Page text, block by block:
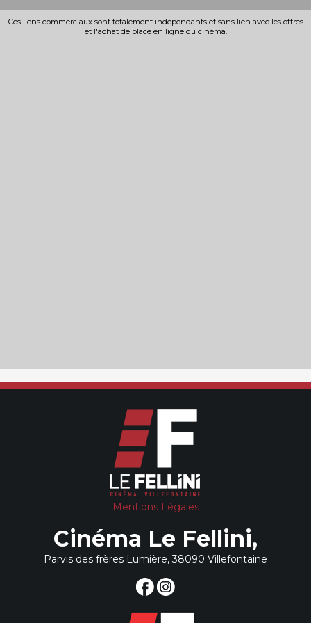
Ces liens commerciaux sont totalement indépendants et sans lien avec les offres
et l'achat de place en ligne du cinéma.
Mentions Légales
Cinéma Le Fellini,
Parvis des frères Lumière, 38090 Villefontaine